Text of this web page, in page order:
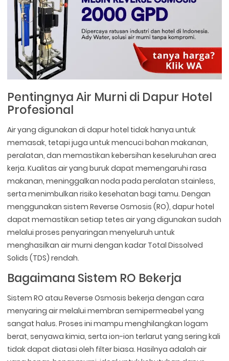
Pentingnya Air Murni di Dapur Hotel
Profesional
Air yang digunakan di dapur hotel tidak hanya untuk
memasak, tetapi juga untuk mencuci bahan makanan,
peralatan, dan memastikan kebersihan keseluruhan area
kerja. Kualitas air yang buruk dapat memengaruhi rasa
makanan, meninggalkan noda pada peralatan stainless,
serta menimbulkan risiko kesehatan bagi tamu. Dengan
menggunakan sistem Reverse Osmosis (RO), dapur hotel
dapat memastikan setiap tetes air yang digunakan sudah
melalui proses penyaringan menyeluruh untuk
menghasilkan air murni dengan kadar Total Dissolved
Solids (TDS) rendah.
Bagaimana Sistem RO Bekerja
Sistem RO atau Reverse Osmosis bekerja dengan cara
menyaring air melalui membran semipermeabel yang
sangat halus. Proses ini mampu menghilangkan logam
berat, senyawa kimia, serta ion-ion terlarut yang sering kali
tidak dapat diatasi oleh filter biasa. Hasilnya adalah air